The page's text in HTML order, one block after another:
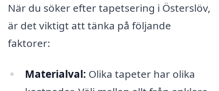
När du söker efter tapetsering i Österslöv,
är det viktigt att tänka på följande
faktorer:
Materialval: Olika tapeter har olika